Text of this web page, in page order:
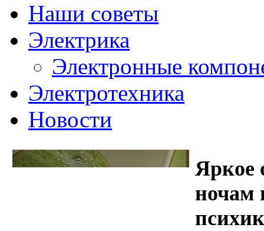
Наши советы
Электрика
Электронные
Электротехника
Новости
Яркое
ночам